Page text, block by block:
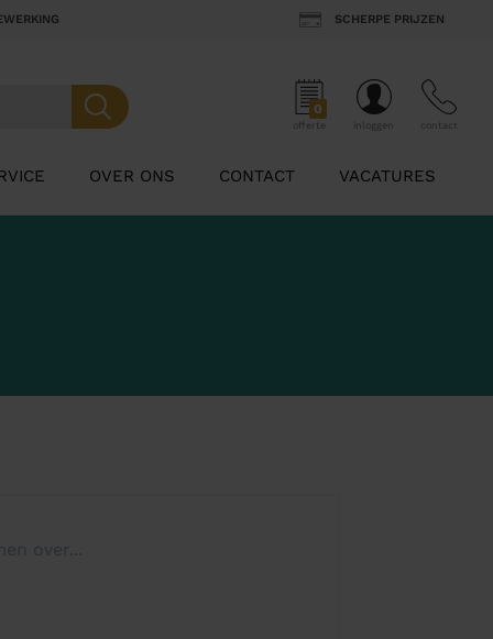
SCHERPE PRIJZEN
0
offerte inloggen contact
OVER ONS CONTACT VACATURES